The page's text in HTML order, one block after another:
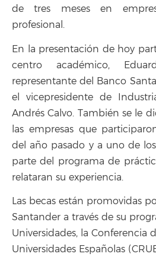
de tres meses en
profesional.
En la presentación de hoy
centro académico,
representante del Banco
el vicepresidente de
Andrés Calvo. También se le
las empresas que
del año pasado y a uno de
parte del programa de
relataran su experiencia.
Las becas están promovidas
Santander a través de su
Universidades, la Conferencia
Universidades Españolas